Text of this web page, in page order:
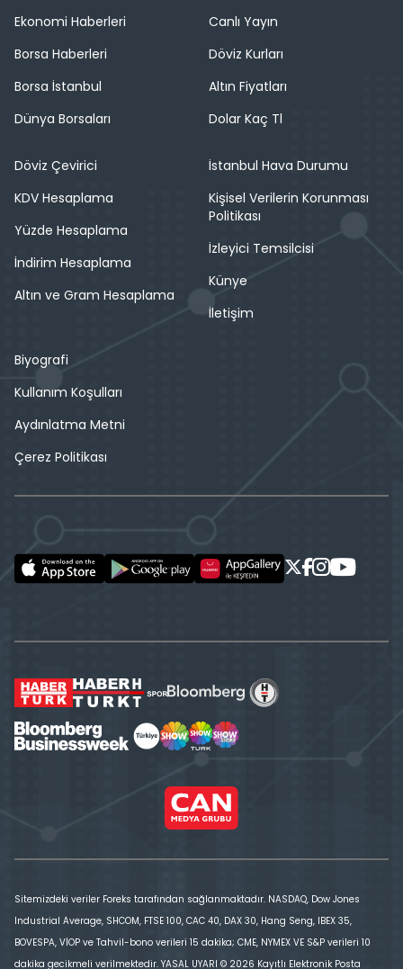
Ekonomi Haberleri
Borsa Haberleri
Borsa İstanbul
Dünya Borsaları
Canlı Yayın
Döviz Kurları
Altın Fiyatları
Dolar Kaç Tl
Döviz Çevirici
KDV Hesaplama
Yüzde Hesaplama
İndirim Hesaplama
Altın ve Gram Hesaplama
İstanbul Hava Durumu
Kişisel Verilerin Korunması
Politikası
İzleyici Temsilcisi
Künye
İletişim
Biyografi
Kullanım Koşulları
Aydınlatma Metni
Çerez Politikası
Sitemizdeki veriler Foreks tarafından sağlanmaktadır. NASDAQ, Dow Jones
Industrial Average, SHCOM, FTSE 100, CAC 40, DAX 30, Hang Seng, IBEX 35,
BOVESPA, VİOP ve Tahvil-bono verileri 15 dakika; CME, NYMEX VE S&P verileri 10
dakika gecikmeli verilmektedir. YASAL UYARI © 2026 Kayıtlı Elektronik Posta